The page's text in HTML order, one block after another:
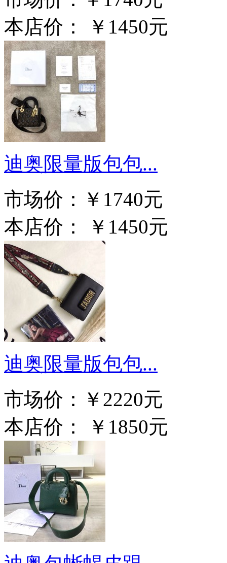
本店价：
￥1450元
迪奥限量版包包...
市场价：
￥1740元
本店价：
￥1450元
迪奥限量版包包...
市场价：
￥2220元
本店价：
￥1850元